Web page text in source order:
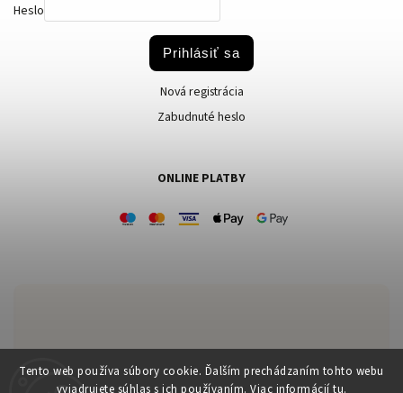
Tento web používa súbory cookie. Ďalším prechádzaním tohto webu
vyjadrujete súhlas s ich používaním. Viac informácií tu.
Zákaznícka podpora:
Heslo
Prihlásiť sa
Nová registrácia
Zabudnuté heslo
ONLINE PLATBY